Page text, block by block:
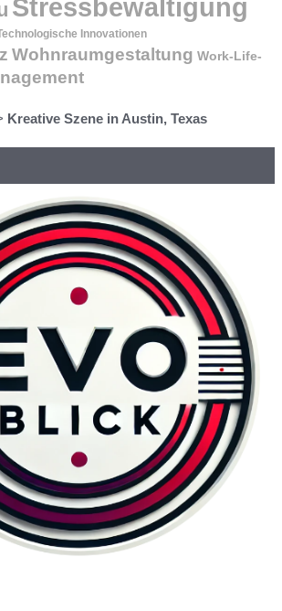
Stressbewältigung
Innovationen
Wohnraumgestaltung Work-Life-
Kreative Szene in Austin, Texas